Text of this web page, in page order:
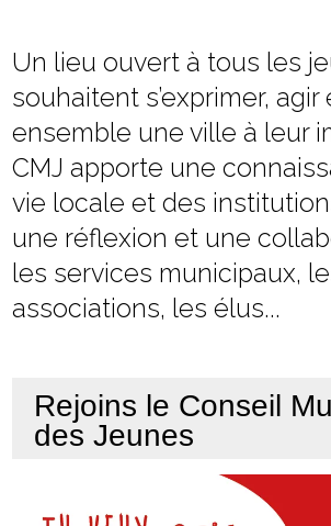
Un lieu ouvert à tous les
souhaitent s’exprimer,
ensemble une ville à leur
CMJ apporte une
vie locale et des
une réflexion et une
les services municipaux,
associations, les élus...
Rejoins le Conseil
des Jeunes